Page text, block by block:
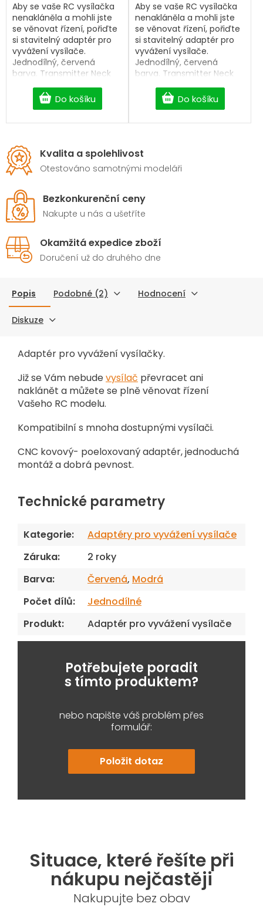
Do košíku
Aby se vaše RC vysílačka
nenakláněla a mohli jste
se věnovat řízení, pořiďte
si stavitelný adaptér pro
vyvážení vysílače.
Jednodílný, červená
barva. Transmitter Neck
Strap Adaptor
Do košíku
Aby se vaše RC vysílačka
nenakláněla a mohli jste
se věnovat řízení, pořiďte
si stavitelný adaptér pro
vyvážení vysílače.
Jednodílný, červená
barva. Transmitter Neck
Strap Adaptor
Kvalita a spolehlivost
Otestováno samotnými modeláři
Bezkonkurenční ceny
Nakupte u nás a ušetříte
Okamžitá expedice zboží
Doručení už do druhého dne
Popis Podobné (2) Hodnocení
Diskuze
Adaptér pro vyvážení vysílačky.
Již se Vám nebudevysílač převracet ani
naklánět a můžete se plně věnovat řízení
Vašeho RC modelu.
Kompatibilní s mnoha dostupnými vysílači.
CNC kovový- poeloxovaný adaptér, jednoduchá
montáž a dobrá pevnost.
Technické parametry
Kategorie:
Adaptéry pro vyvážení vysílače
Záruka:
2 roky
Barva: Červená, Modrá
Počet dílů:
Jednodílné
Produkt: Adaptér pro vyvážení vysílače
Potřebujete poradit
s tímto produktem?
nebo napište váš problém přes
formulář:
Položit dotaz
Situace, které řešíte při
nákupu nejčastěji
Nakupujte bez obav